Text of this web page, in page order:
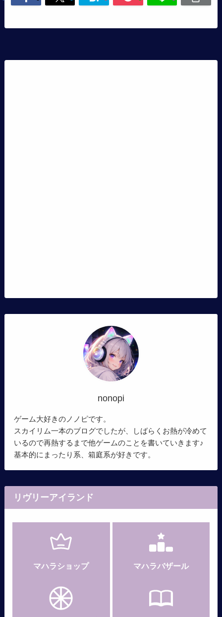
nonopi
ゲーム大好きのノノピです。
スカイリム一本のブログでしたが、しばらくお熱が冷めて
いるので再熱するまで他ゲームのことを書いていきます♪
基本的にまったり系、箱庭系が好きです。
リヴリーアイランド
マハラショップ マハラバザール